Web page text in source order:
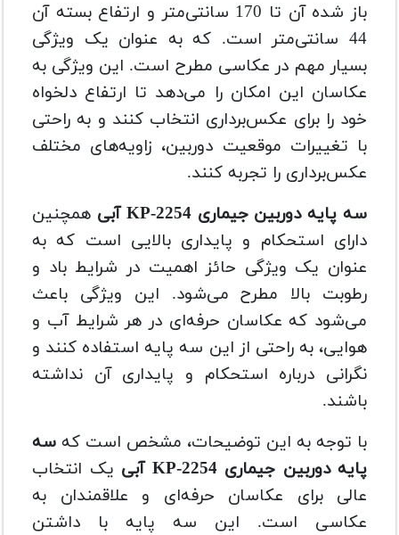
باز شده آن تا 170 سانتی‌متر و
ارتفاع بسته آن
44 سانتی‌متر است.
که به عنوان یک ویژگی
بسیار مهم در عکاسی مطرح است. این ویژگی به
عکاسان این امکان را می‌دهد تا ارتفاع دلخواه
خود را برای عکس‌برداری انتخاب کنند و به راحتی
با تغییرات موقعیت دوربین، زاویه‌های مختلف
عکس‌برداری را تجربه کنند.
سه پایه دوربین جیماری KP-2254 آبی
همچنین
دارای استحکام و پایداری بالایی است که به
عنوان یک ویژگی حائز اهمیت در شرایط باد و
رطوبت بالا مطرح می‌شود. این ویژگی باعث
می‌شود که عکاسان حرفه‌ای در هر شرایط آب و
هوایی، به راحتی از این سه پایه استفاده کنند و
نگرانی درباره استحکام و پایداری آن نداشته
باشند.
با توجه به این توضیحات، مشخص است که سه
پایه دوربین جیماری KP-2254 آبی
یک انتخاب
عالی برای عکاسان حرفه‌ای و علاقمندان به
عکاسی است. این سه پایه با داشتن